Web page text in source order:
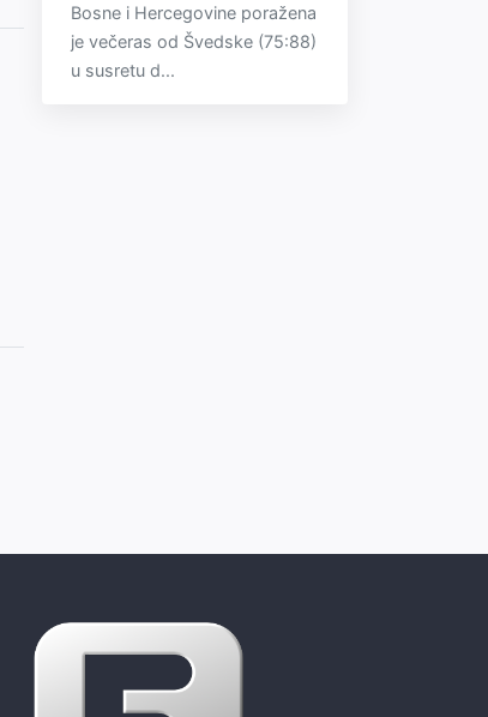
Bosne i Hercegovine poražena
je večeras od Švedske (75:88)
u susretu d...